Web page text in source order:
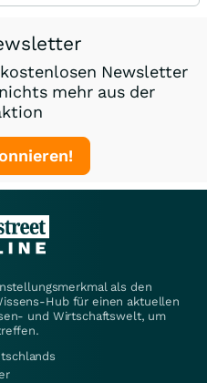
Newsletter
mehr aus der
als den
Hub für einen aktuellen
und Wirtschaftswelt, um